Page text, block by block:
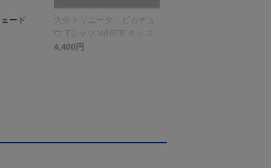
ード
大分トリニータ ピカチュ
ウ Tシャツ WHITE キッズ
4,400円